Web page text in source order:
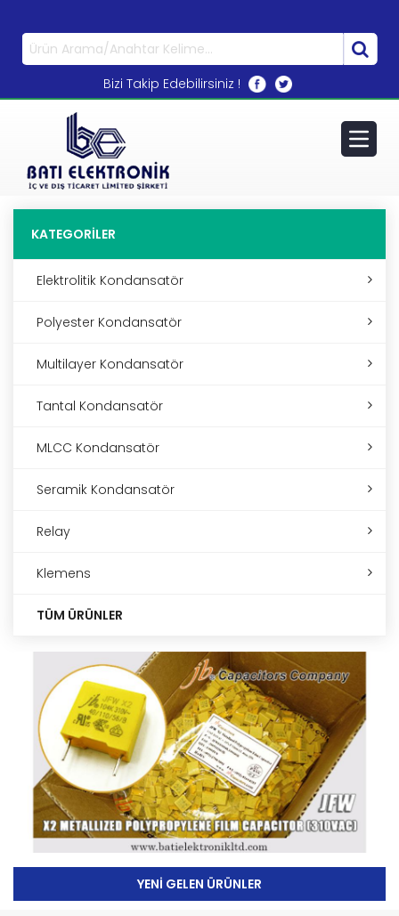
Bizi Takip Edebilirsiniz !
KATEGORİLER
Elektrolitik Kondansatör
Polyester Kondansatör
Multilayer Kondansatör
Tantal Kondansatör
MLCC Kondansatör
Seramik Kondansatör
Relay
Klemens
TÜM ÜRÜNLER
YENİ GELEN ÜRÜNLER